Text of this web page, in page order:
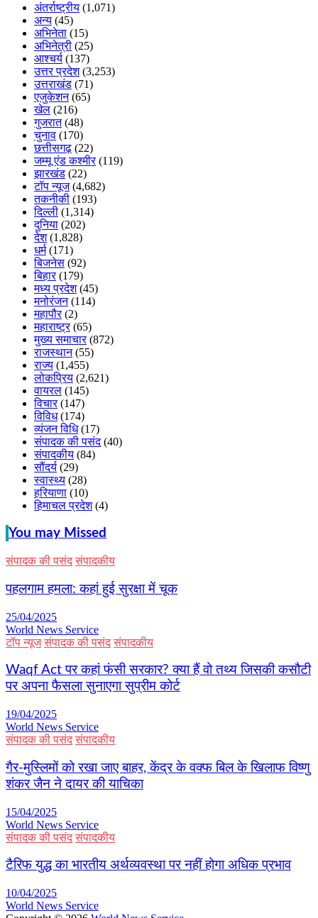
अंतर्राष्ट्रीय (1,071)
अन्य (45)
अभिनेता (15)
अभिनेत्री (25)
आश्चर्य (137)
उत्तर प्रदेश(3,253)
उत्तराखंड (71)
एजुकेशन(65)
खेल (216)
गुजरात(48)
चुनाव (170)
छत्तीसगढ़ (22)
जम्मू एंड कश्मीर(119)
झारखंड (22)
टॉप न्यूज(4,682)
तकनीकी (193)
दिल्ली (1,314)
दुनिया (202)
देश(1,828)
धर्म(171)
बिजनेस (92)
बिहार(179)
मध्य प्रदेश(45)
मनोरंजन(114)
महापौर(2)
महाराष्ट्र(65)
मुख्य समाचार(872)
राजस्थान(55)
राज्य (1,455)
लोकप्रिय (2,621)
वायरल (145)
विचार(147)
विविध(174)
व्यंजन विधि(17)
संपादक की पसंद(40)
संपादकीय (84)
सौंदर्य (29)
स्वास्थ्य (28)
हरियाणा (10)
हिमाचल प्रदेश(4)
You may Missed
संपादक की पसंद संपादकीय
पहलगाम हमला: कहां हुई सुरक्षा में चूक
25/04/2025
World News Service
टॉप न्यूज संपादक की पसंद संपादकीय
Waqf Act पर कहां फंसी सरकार? क्या हैं वो तथ्य जिसकी कसौटी
पर अपना फैसला सुनाएगा सुप्रीम कोर्ट
19/04/2025
World News Service
संपादक की पसंद संपादकीय
गैर-मुस्लिमों को रखा जाए बाहर, केंद्र के वक्फ बिल के खिलाफ विष्णु
शंकर जैन ने दायर की याचिका
15/04/2025
World News Service
संपादक की पसंद संपादकीय
टैरिफ युद्ध का भारतीय अर्थव्यवस्था पर नहीं होगा अधिक प्रभाव
10/04/2025
World News Service